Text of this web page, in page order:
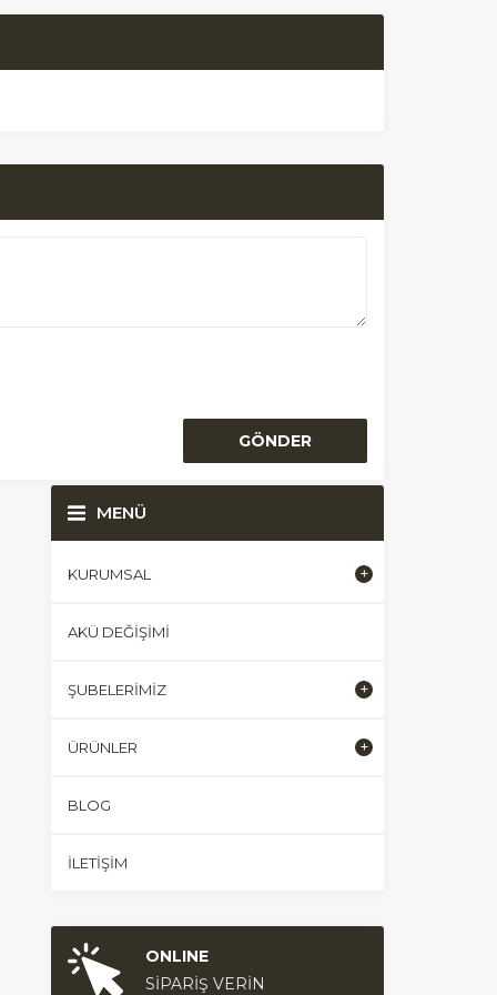
MENÜ
KURUMSAL
AKÜ DEĞIŞIMI
ŞUBELERIMIZ
ÜRÜNLER
BLOG
İLETIŞIM
ONLINE
SİPARİŞ VERİN